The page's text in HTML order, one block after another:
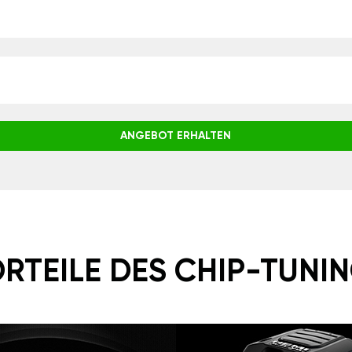
ANGEBOT ERHALTEN
DES CHIP-